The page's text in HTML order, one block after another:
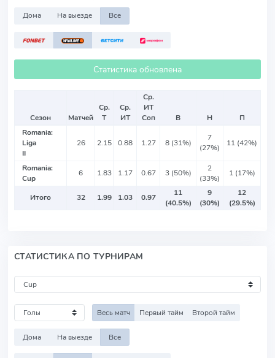
Дома На выезде Все
Статистика обновлена
Сезон Матчей
Ср.
Т
Ср.
ИТ
Ср.
ИТ
Соп
В Н
П
Romania:
Liga
II
26 2.15 0.88 1.27 8 (31%)
7
(27%)
11 (42%)
Romania:
Cup
6 1.83 1.17 0.67 3 (50%)
2
(33%)
1 (17%)
Итого 32 1.99 1.03 0.97
11
(40.5%)
9
(30%)
12
(29.5%)
СТАТИСТИКА ПО ТУРНИРАМ
Весь матч Первый тайм Второй тайм
Дома На выезде Все